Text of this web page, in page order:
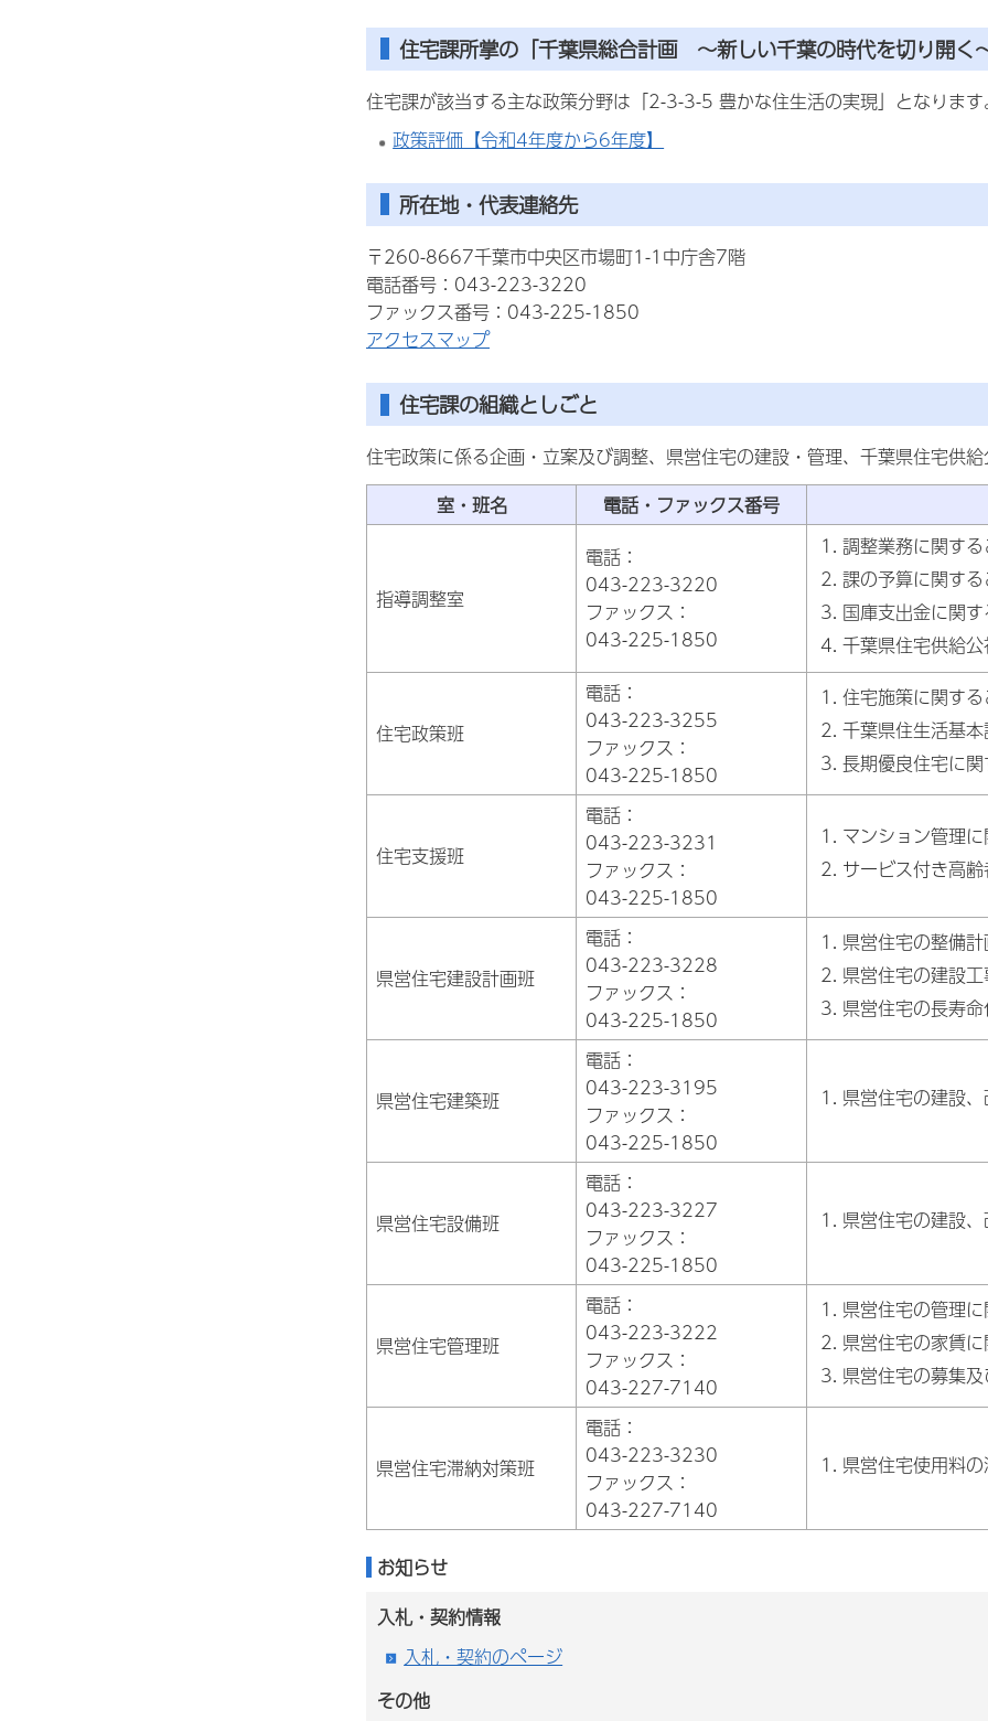
住宅課所掌の「千葉県総合計画 ～新しい千葉の時代を切り開く
住宅課が該当する主な政策分野は「2-3-3-5 豊かな住生活の実現」となります
政策評価【令和4年度から6年度】
所在地・代表連絡先
〒260-8667千葉市中央区市場町1-1中庁舎7階
電話番号：043-223-3220
ファックス番号：043-225-1850
アクセスマップ
住宅課の組織としごと
住宅政策に係る企画・立案及び調整、県営住宅の建設・管理、千葉県住宅供
室・班名
電話・ファックス番号
指導調整室
電話：
043-223-3220
ファックス：
043-225-1850
調整業務に関する
課の予算に関する
国庫支出金に関す
千葉県住宅供給
住宅政策班
電話：
043-223-3255
ファックス：
043-225-1850
住宅施策に関する
千葉県住生活基
長期優良住宅に
住宅支援班
電話：
043-223-3231
ファックス：
043-225-1850
マンション管理
サービス付き高
県営住宅建設計画班
電話：
043-223-3228
ファックス：
043-225-1850
県営住宅の整備
県営住宅の建設
県営住宅の長寿
県営住宅建築班
電話：
043-223-3195
ファックス：
043-225-1850
県営住宅の建設
県営住宅設備班
電話：
043-223-3227
ファックス：
043-225-1850
県営住宅の建設
県営住宅管理班
電話：
043-223-3222
ファックス：
043-227-7140
県営住宅の管理
県営住宅の家賃
県営住宅の募集
県営住宅滞納対策班
電話：
043-223-3230
ファックス：
043-227-7140
県営住宅使用料
お知らせ
入札・契約情報
入札・契約のページ
その他